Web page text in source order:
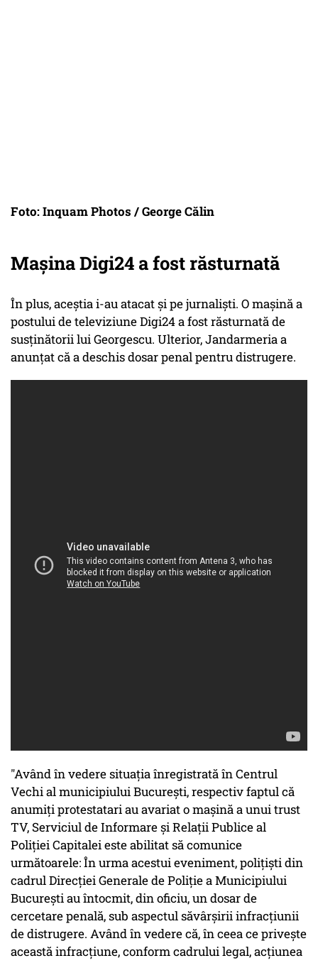
Foto: Inquam Photos / George Călin
Mașina Digi24 a fost răsturnată
În plus, aceștia i-au atacat și pe jurnaliști. O mașină a
postului de televiziune Digi24 a fost răsturnată de
susținătorii lui Georgescu. Ulterior, Jandarmeria a
anunţat că a deschis dosar penal pentru distrugere.
"Având în vedere situația înregistrată în Centrul
Vechi al municipiului București, respectiv faptul că
anumiți protestatari au avariat o mașină a unui trust
TV, Serviciul de Informare și Relații Publice al
Poliției Capitalei este abilitat să comunice
următoarele: În urma acestui eveniment, polițiști din
cadrul Direcției Generale de Poliție a Municipiului
București au întocmit, din oficiu, un dosar de
cercetare penală, sub aspectul săvârșirii infracțiunii
de distrugere. Având în vedere că, în ceea ce privește
această infracțiune, conform cadrului legal, acțiunea